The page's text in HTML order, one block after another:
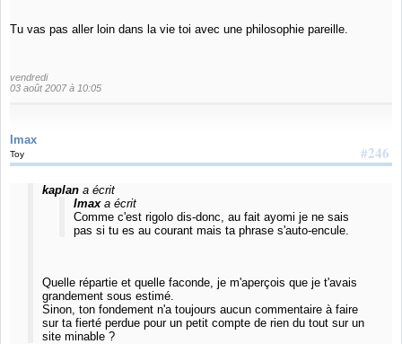
Tu vas pas aller loin dans la vie toi avec une philosophie pareille.
vendredi
03 août 2007 à 10:05
Imax
#246
Toy
kaplana écrit
Imaxa écrit
Comme c'est rigolo dis-donc, au fait ayomi je ne sais
pas si tu es au courant mais ta phrase s'auto-encule.
Quelle répartie et quelle faconde, je m'aperçois que je t'avais
grandement sous estimé.
Sinon, ton fondement n'a toujours aucun commentaire à faire
sur ta fierté perdue pour un petit compte de rien du tout sur un
site minable ?